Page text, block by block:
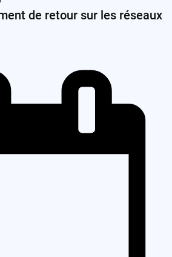
de retour sur les réseaux